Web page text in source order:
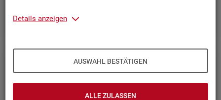
Details anzeigen
AUSWAHL BESTÄTIGEN
ALLE ZULASSEN
Beschäftigungsverhältnis fehlt?